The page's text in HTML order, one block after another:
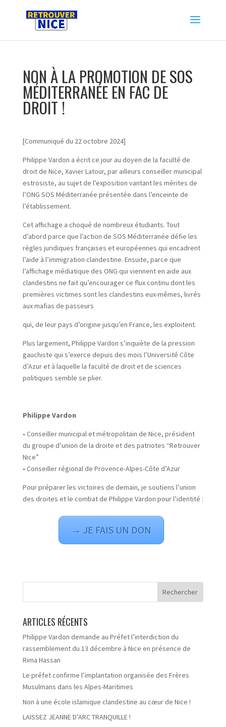
NON À LA PROMOTION DE SOS
MÉDITERRANÉE EN FAC DE
DROIT !
[Communiqué du 22 octobre 2024]
Philippe Vardon a écrit ce jour au doyen de la faculté de
droit de Nice, Xavier Latour, par ailleurs conseiller municipal
estrosiste, au sujet de l’exposition vantant les mérites de
l’ONG SOS Méditerranée présentée dans l’enceinte de
l’établissement.
Cet affichage a choqué de nombreux étudiants. Tout
d’abord parce que l’action de SOS Méditerranée défie les
règles juridiques françaises et européennes qui encadrent
l’aide à l’immigration clandestine. Ensuite, parce que
l’affichage médiatique des ONG qui viennent en aide aux
clandestins ne fait qu’encourager ce flux continu dont les
premières victimes sont les clandestins eux-mêmes, livrés
aux mafias de passeurs
qui, de leur pays d’origine jusqu’en France, les exploitent.
Plus largement, Philippe Vardon s’inquiète de la pression
gauchiste qui s’exerce depuis des mois l’Université Côte
d’Azur et à laquelle la faculté de droit et de sciences
politiques semble se plier.
Philippe Vardon
• Conseiller municipal et métropolitain de Nice, président
du groupe d’union de la droite et des patriotes “Retrouver
Nice”
• Conseiller régional de Provence-Alpes-Côte d’Azur
Pour préparer les victoires de demain, je soutiens l’union
des droites et le combat de Philippe Vardon pour l’identité :
→ JE FAIS UN DON
ARTICLES RÉCENTS
Philippe Vardon demande au Préfet l’interdiction du
rassemblement du 13 décembre à Nice en présence de
Rima Hassan
Le préfet confirme l’implantation organisée des Frères
Musulmans dans les Alpes-Maritimes
Non à une école islamique clandestine au cœur de Nice !
LAISSEZ JEANNE D’ARC TRANQUILLE !